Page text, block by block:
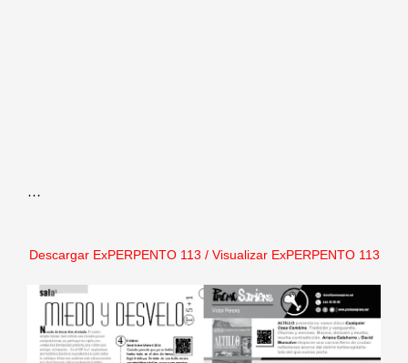
…
Descargar ExPERPENTO 113 / Visualizar ExPERPENTO 113